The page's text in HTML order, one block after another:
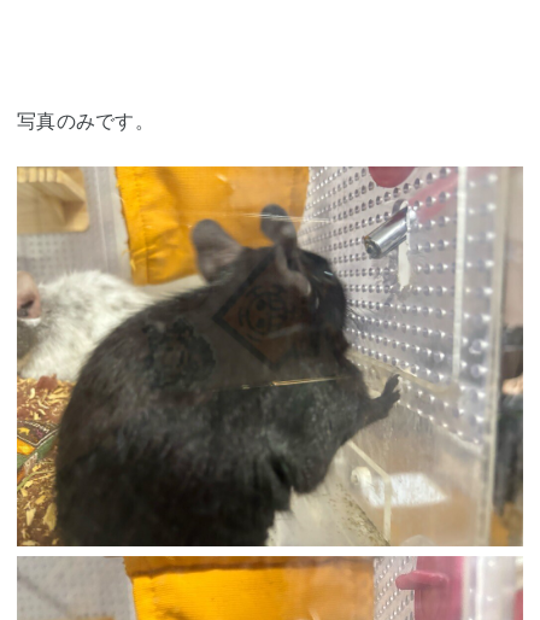
写真のみです。